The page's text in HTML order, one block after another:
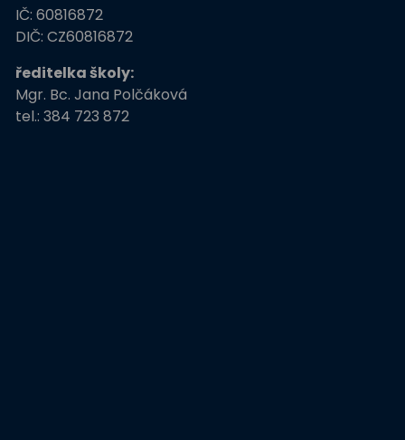
Stromy, skřeti, dřeváci
EU peníze školám
Živá zahrada
IČ: 60816872
DIČ: CZ60816872
ředitelka školy:
Mgr. Bc. Jana Polčáková
tel.: 384 723 872